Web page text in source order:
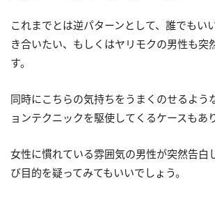
これまでとは逆パターンとして、誰でもい
き合いたい、もしくはヤリモクの男性も突
す。
同時にこちらの気持ちをうまくのせるよう
ョンテクニックを駆使してくるケースもあ
女性に慣れている雰囲気の男性が突然告白
び目的を疑ってみてもいいでしょう。